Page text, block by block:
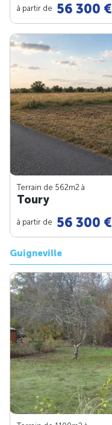
à partir de 56 300 €
Terrain de 562m2 à
Toury
à partir de 56 300 €
Guigneville